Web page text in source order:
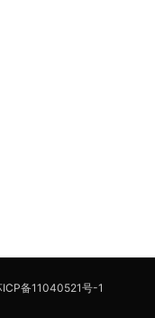
ICP备11040521号-1